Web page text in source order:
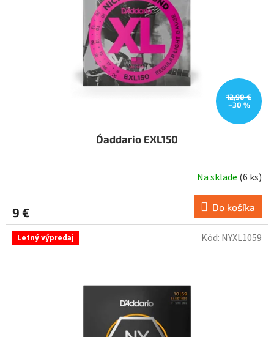
12,90 €
–30 %
D´addario EXL150
Na sklade (6 ks)
9 € Do košíka
Letný výpredaj Kód: NYXL1059